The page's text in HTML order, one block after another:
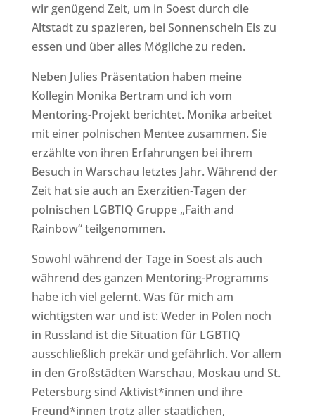
wir genügend Zeit, um in Soest durch die
Altstadt zu spazieren, bei Sonnenschein Eis zu
essen und über alles Mögliche zu reden.
Neben Julies Präsentation haben meine
Kollegin Monika Bertram und ich vom
Mentoring-Projekt berichtet. Monika arbeitet
mit einer polnischen Mentee zusammen. Sie
erzählte von ihren Erfahrungen bei ihrem
Besuch in Warschau letztes Jahr. Während der
Zeit hat sie auch an Exerzitien-Tagen der
polnischen LGBTIQ Gruppe „Faith and
Rainbow“ teilgenommen.
Sowohl während der Tage in Soest als auch
während des ganzen Mentoring-Programms
habe ich viel gelernt. Was für mich am
wichtigsten war und ist: Weder in Polen noch
in Russland ist die Situation für LGBTIQ
ausschließlich prekär und gefährlich. Vor allem
in den Großstädten Warschau, Moskau und St.
Petersburg sind Aktivist*innen und ihre
Freund*innen trotz aller staatlichen,